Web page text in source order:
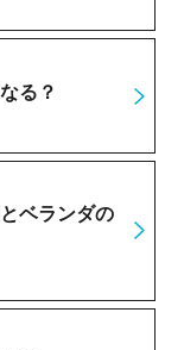
る？
ベランダの